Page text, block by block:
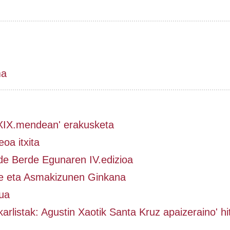
erakusketa
itxita
Berde Egunaren IV.edizioa
eta Asmakizunen Ginkana
Agustin Xaotik Santa Kruz apaizeraino'